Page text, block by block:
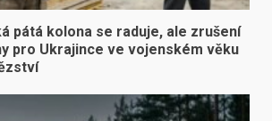
pátá kolona se raduje, ale zrušení
pro Ukrajince ve vojenském věku